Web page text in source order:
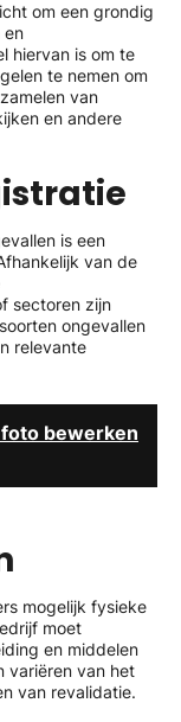
om een grondig
en
hiervan is om te
te nemen om
van
en andere
is een
van de
sectoren zijn
ongevallen
relevante
bewerken
mogelijk fysieke
moet
en middelen
variëren van het
van revalidatie.